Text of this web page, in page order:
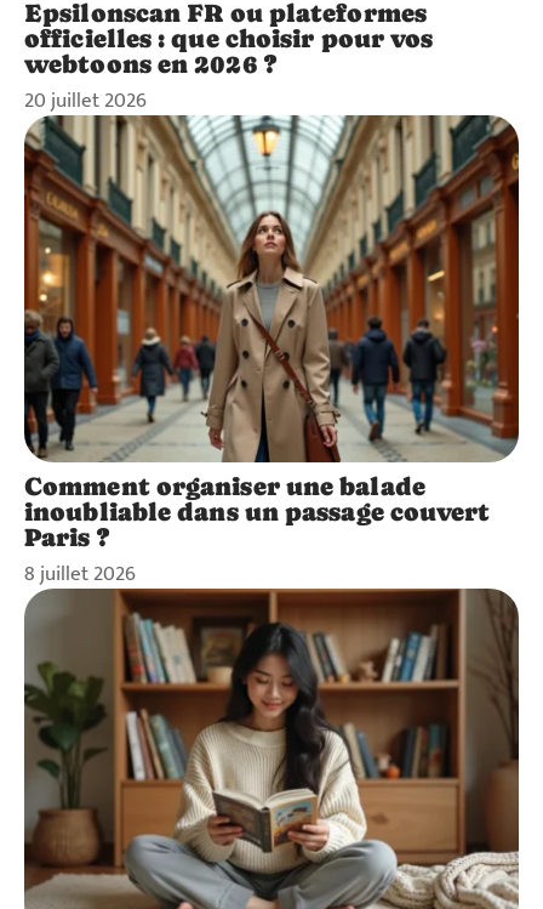
Epsilonscan FR ou plateformes
officielles : que choisir pour vos
webtoons en 2026 ?
20 juillet 2026
Comment organiser une balade
inoubliable dans un passage couvert
Paris ?
8 juillet 2026